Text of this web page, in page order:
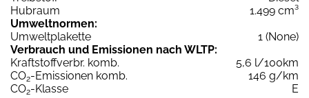
Hubraum
1.499 cm³
Umweltnormen:
Umweltplakette
1 (None)
Verbrauch und Emissionen nach WLTP:
Kraftstoffverbr. komb.
5,6 l/100km
CO2-Emissionen komb.
146 g/km
CO2-Klasse
E